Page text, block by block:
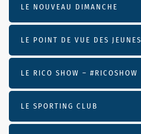
LE NOUVEAU DIMANCHE
LE POINT DE VUE DES JEUNES
LE RICO SHOW – #RICOSHOW
LE SPORTING CLUB